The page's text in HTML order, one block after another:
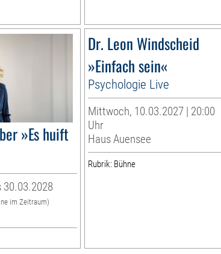
»Es huift
30.03.2028
im Zeitraum)
Dr. Leon Windscheid
»Einfach sein«
Psychologie Live
Mittwoch, 10.03.2027 | 20:00
Uhr
Haus Auensee
Rubrik: Bühne